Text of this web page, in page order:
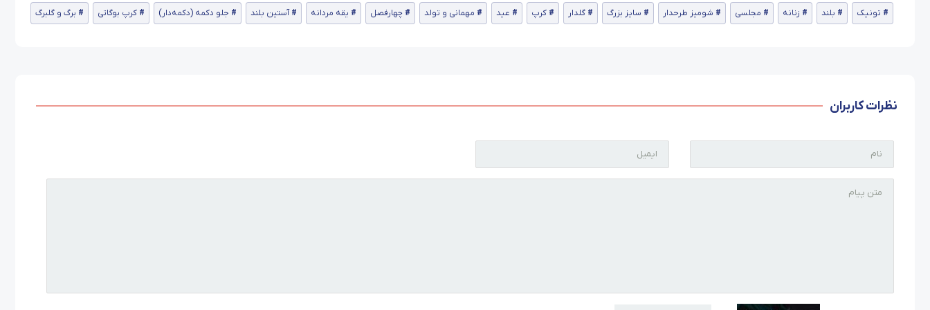
تونیک بلند زنانه مجلسی شومیز طرحدار سایز بزرگ گلدار کرپ عید مهمانی و تولد چهارفصل یقه مردانه آستین بلند جلو دکمه (دکمه‌دار) کرپ بوگاتی برگ و گلبرگ
نظرات کاربران